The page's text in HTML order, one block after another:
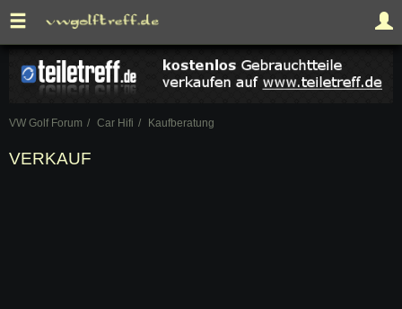
VW Golf Forum Car Hifi Kaufberatung
VERKAUF